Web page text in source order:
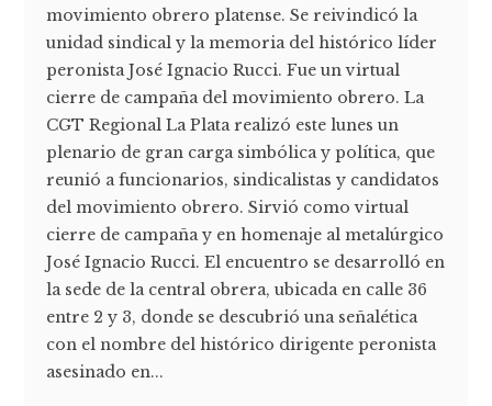
movimiento obrero platense. Se reivindicó la
unidad sindical y la memoria del histórico líder
peronista José Ignacio Rucci. Fue un virtual
cierre de campaña del movimiento obrero. La
CGT Regional La Plata realizó este lunes un
plenario de gran carga simbólica y política, que
reunió a funcionarios, sindicalistas y candidatos
del movimiento obrero. Sirvió como virtual
cierre de campaña y en homenaje al metalúrgico
José Ignacio Rucci. El encuentro se desarrolló en
la sede de la central obrera, ubicada en calle 36
entre 2 y 3, donde se descubrió una señalética
con el nombre del histórico dirigente peronista
asesinado en...